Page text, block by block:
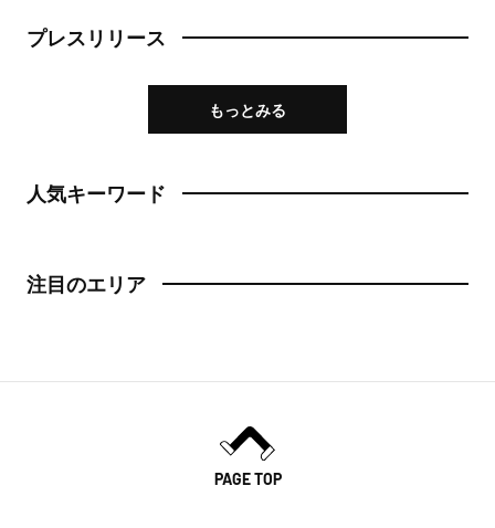
プレスリリース
もっとみる
人気キーワード
注目のエリア
PAGE TOP